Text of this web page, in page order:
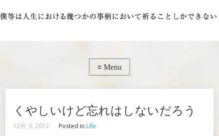
くやしいけど忘れはしないだろう
12月, 6, 2012 Posted in Life